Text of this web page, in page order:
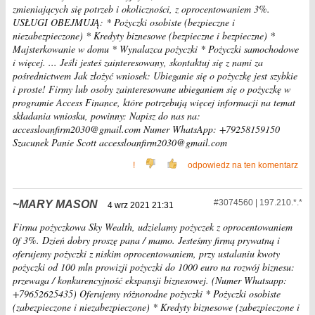
zmieniających się potrzeb i okoliczności, z oprocentowaniem 3%.
USŁUGI OBEJMUJĄ: * Pożyczki osobiste (bezpieczne i
niezabezpieczone) * Kredyty biznesowe (bezpieczne i bezpieczne) *
Majsterkowanie w domu * Wynalazca pożyczki * Pożyczki samochodowe
i więcej. ... Jeśli jesteś zainteresowany, skontaktuj się z nami za
pośrednictwem Jak złożyć wniosek: Ubieganie się o pożyczkę jest szybkie
i proste! Firmy lub osoby zainteresowane ubieganiem się o pożyczkę w
programie Access Finance, które potrzebują więcej informacji na temat
składania wniosku, powinny: Napisz do nas na:
accessloanfirm2030@gmail.com Numer WhatsApp: +79258159150
Szacunek Panie Scott accessloanfirm2030@gmail.com
! odpowiedz na ten komentarz
MARY MASON #3074560 | 197.210.*.*
4 wrz 2021 21:31
Firma pożyczkowa Sky Wealth, udzielamy pożyczek z oprocentowaniem
0f 3%. Dzień dobry proszę pana / mamo. Jesteśmy firmą prywatną i
oferujemy pożyczki z niskim oprocentowaniem, przy ustalaniu kwoty
pożyczki od 100 mln prowizji pożyczki do 1000 euro na rozwój biznesu:
przewaga / konkurencyjność ekspansji biznesowej. (Numer Whatsapp:
+79652625435) Oferujemy różnorodne pożyczki * Pożyczki osobiste
(zabezpieczone i niezabezpieczone) * Kredyty biznesowe (zabezpieczone i